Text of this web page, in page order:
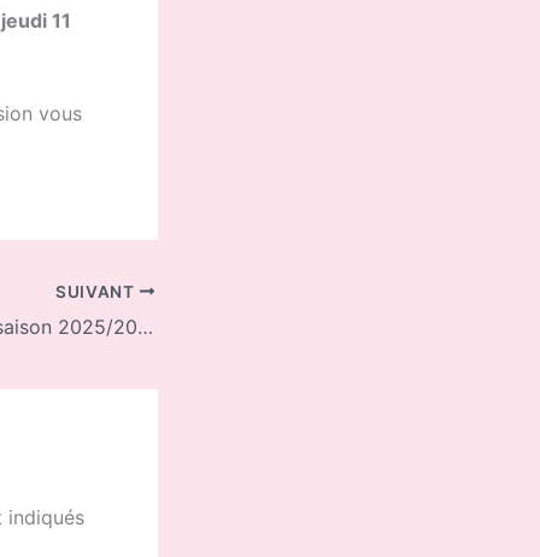
11
vous
SUIVANT
Lancement de la saison 2025/2026
indiqués